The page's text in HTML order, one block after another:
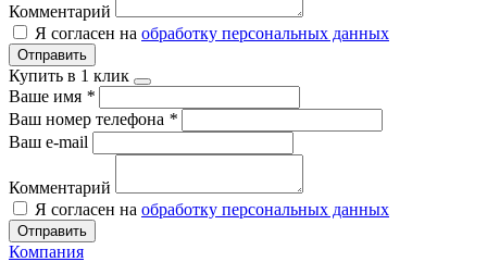
Комментарий
Я согласен на обработку персональных данных
Отправить
Купить в 1 клик
Ваше имя *
Ваш номер телефона *
Ваш e-mail
Комментарий
Я согласен на обработку персональных данных
Отправить
Компания